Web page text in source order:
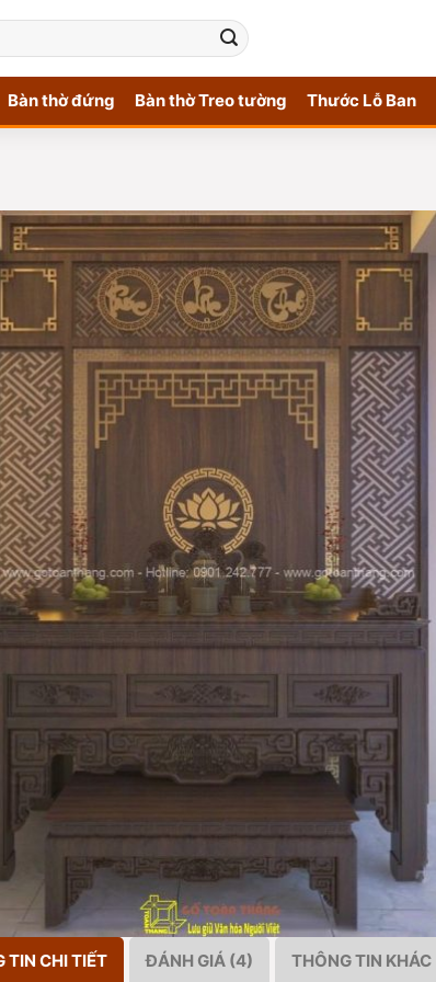
Bàn thờ đứng Bàn thờ Treo tường Thước Lỗ Ban
TIN CHI TIẾT ĐÁNH GIÁ (4) THÔNG TIN KHÁC